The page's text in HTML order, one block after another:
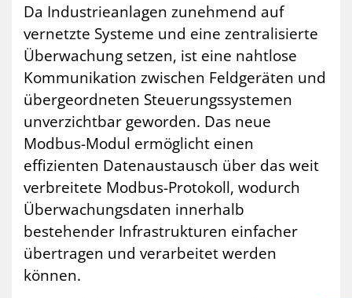
Da Industrieanlagen zunehmend auf
vernetzte Systeme und eine zentralisierte
Überwachung setzen, ist eine nahtlose
Kommunikation zwischen Feldgeräten und
übergeordneten Steuerungssystemen
unverzichtbar geworden. Das neue
Modbus-Modul ermöglicht einen
effizienten Datenaustausch über das weit
verbreitete Modbus-Protokoll, wodurch
Überwachungsdaten innerhalb
bestehender Infrastrukturen einfacher
übertragen und verarbeitet werden
können.